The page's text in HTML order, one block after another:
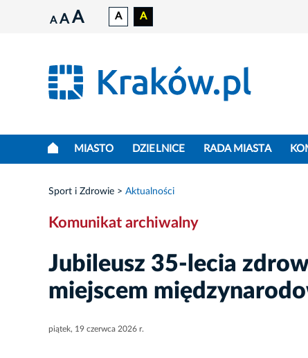
A A A A A
MIASTO DZIELNICE RADA MIASTA
Sport i Zdrowie Aktualności
Komunikat archiwalny
Jubileusz 35-lecia
miejscem
piątek, 19 czerwca 2026 r.